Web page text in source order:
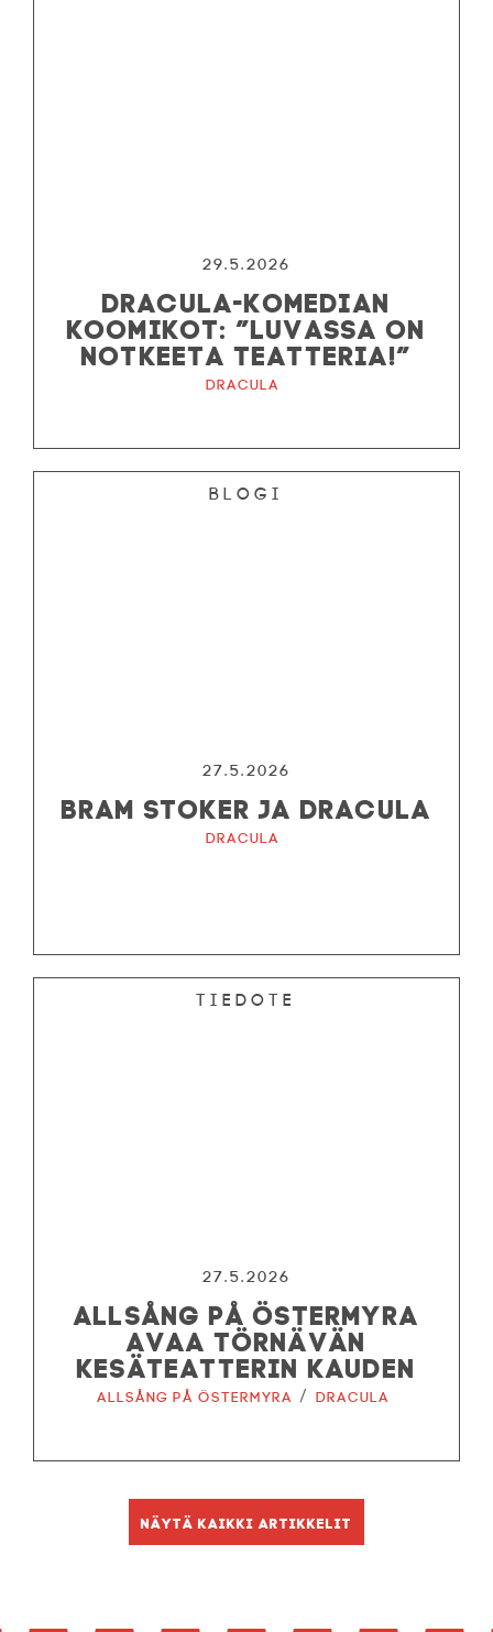
29.5.2026
DRACULA-KOMEDIAN
KOOMIKOT: ”LUVASSA ON
NOTKEETA TEATTERIA!”
Dracula
Blogi
27.5.2026
BRAM STOKER JA DRACULA
Dracula
Tiedote
27.5.2026
ALLSÅNG PÅ ÖSTERMYRA
AVAA TÖRNÄVÄN
KESÄTEATTERIN KAUDEN
Allsång på Östermyra / Dracula
Näytä kaikki artikkelit